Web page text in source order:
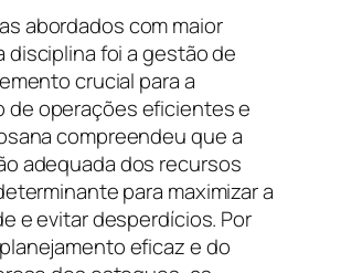
abordados com maior
disciplina foi a gestão de
crucial para a
de operações eficientes e
compreendeu que a
adequada dos recursos
para maximizar a
e evitar desperdícios. Por
eficaz e do